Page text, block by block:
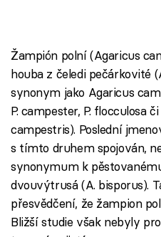
Žampión polní (Agaricus
houba z čeledi pečárkovité
synonym jako Agaricus
P. campester, P. flocculosa
campestris). Poslední
s tímto druhem spojován,
synonymum k
dvouvýtrusá (A. bisporus).
přesvědčení, že žampion
Bližší studie však nebyly